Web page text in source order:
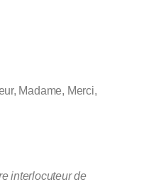
Madame, Merci,
interlocuteur de